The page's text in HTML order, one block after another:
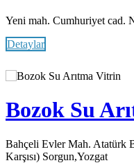
Yeni mah. Cumhuriyet cad.
Detaylar
Vitrin
Bozok Su
Bahçeli Evler Mah. Atatürk
Karşısı) Sorgun,Yozgat